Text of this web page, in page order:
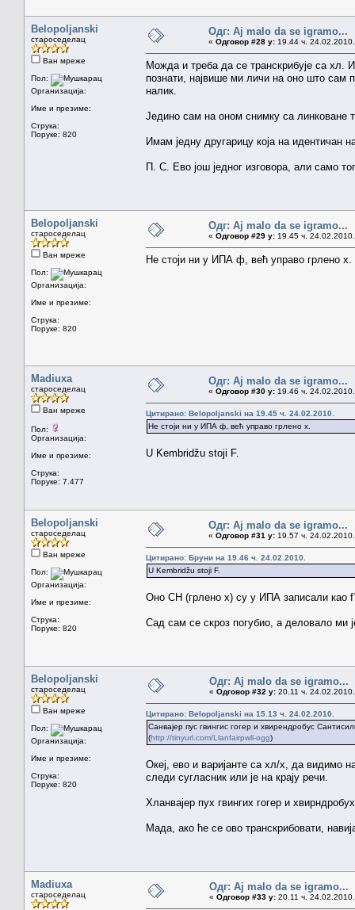
Belopoljanski
староседелац
Ван мреже
Пол:
Организација:
Име и презиме:
Струка:
Поруке: 820
Одг: Aj malo da se igramo...
« Одговор #28 у: 19.44 ч.
Можда и треба да се транскрибује са хл.
познати, највише ми личи на оно што
налик.
Једино сам на оном снимку са линковане
Имам једну другарицу која на идентичан
П. С. Ево још једног изговора, али само
Belopoljanski
староседелац
Ван мреже
Пол:
Организација:
Име и презиме:
Струка:
Поруке: 820
Одг: Aj malo da se igramo...
« Одговор #29 у: 19.45 ч.
Не стоји ни у ИПА ф, већ управо грлено х.
Madiuxa
староседелац
Ван мреже
Пол:
Организација:
Име и презиме:
Струка:
Поруке: 7.477
Одг: Aj malo da se igramo...
« Одговор #30 у: 19.46 ч.
Цитирано: Belopoljanski на 19.45 ч. 24.02.2010.
Не стоји ни у ИПА ф, већ управо грлено х.
U Kembridžu stoji F.
Belopoljanski
староседелац
Ван мреже
Пол:
Организација:
Име и презиме:
Струка:
Поруке: 820
Одг: Aj malo da se igramo...
« Одговор #31 у: 19.57 ч.
Цитирано: Бруни на 19.46 ч. 24.02.2010.
U Kembridžu stoji F.
Оно CH (грлено х) су у ИПА записали
Сад сам се скроз погубио, а деловало ми
Belopoljanski
староседелац
Ван мреже
Пол:
Организација:
Име и презиме:
Струка:
Поруке: 820
Одг: Aj malo da se igramo...
« Одговор #32 у: 20.11 ч.
Цитирано: Belopoljanski на 15.13 ч. 24.02.2010.
Санвајер пус гвингис гогер и хвирендробус
(http://tinyurl.com/Llanfairpwll-ogg)
Океј, ево и варијанте са хл/х, да видимо
следи сугласник или је на крају речи.
Хланвајер пух гвингих гогер и
Мада, ако ће се ово транскрибовати,
Madiuxa
староседелац
Одг: Aj malo da se igramo...
« Одговор #33 у: 20.11 ч.